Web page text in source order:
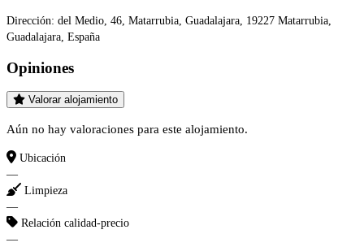
Dirección: del Medio, 46, Matarrubia, Guadalajara, 19227 Matarrubia,
Guadalajara, España
Opiniones
Valorar alojamiento
Aún no hay valoraciones para este alojamiento.
Ubicación
—
Limpieza
—
Relación calidad-precio
—